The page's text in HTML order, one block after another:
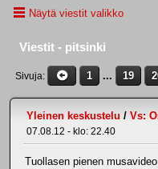
Näytä viestit valikko
Viestit - pitsinki
Sivuja 1 ... 19
Yleinen keskustelu / Vs:
07.08.12 - klo: 22.40
Tuollasen pienen